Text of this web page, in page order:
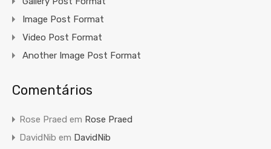
Image Post Format
Video Post Format
Another Image Post Format
Comentários
Rose Praed em Rose Praed
DavidNib em DavidNib